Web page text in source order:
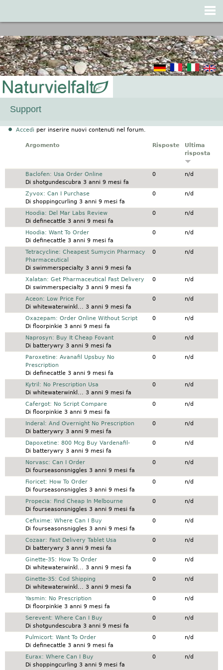
Support
Accedi per inserire nuovi contenuti nel forum.
Argomento Risposte
Ultima
risposta
Discussione normale
Baclofen: Usa Order Online
Di shotgundescubra 3 anni 9 mesi fa
0 n/d
Discussione normale
Zyvox: Can I Purchase
Di shoppingcurling 3 anni 9 mesi fa
0 n/d
Discussione normale
Hoodia: Del Mar Labs Review
Di definecattle3 anni 9 mesi fa
0 n/d
Discussione normale
Hoodia: Want To Order
Di definecattle3 anni 9 mesi fa
0 n/d
Discussione normale
Tetracycline: Cheapest Sumycin Pharmacy
Pharmaceutical
Di swimmerspecialty 3 anni 9 mesi fa
0 n/d
Discussione normale
Xalatan: Get Pharmaceutical Fast Delivery
Di swimmerspecialty 3 anni 9 mesi fa
0 n/d
Discussione normale
Aceon: Low Price For
Di whitewaterwinkl... 3 anni 9 mesi fa
0 n/d
Discussione normale
Oxazepam: Order Online Without Script
Di floorpinkie3 anni 9 mesi fa
0 n/d
Discussione normale
Naprosyn: Buy It Cheap Fovant
Di batterywry 3 anni 9 mesi fa
0 n/d
Discussione normale
Paroxetine: Avanafil Upsbuy No
Prescription
Di definecattle3 anni 9 mesi fa
0 n/d
Discussione normale
Kytril: No Prescription Usa
Di whitewaterwinkl... 3 anni 9 mesi fa
0 n/d
Discussione normale
Cafergot: No Script Compare
Di floorpinkie3 anni 9 mesi fa
0 n/d
Discussione normale
Inderal: And Overnight No Prescription
Di batterywry 3 anni 9 mesi fa
0 n/d
Discussione normale
Dapoxetine: 800 Mcg Buy Vardenafil-
Di batterywry 3 anni 9 mesi fa
0 n/d
Discussione normale
Norvasc: Can I Order
Di fourseasonsniggles3 anni 9 mesi fa
0 n/d
Discussione normale
Fioricet: How To Order
Di fourseasonsniggles3 anni 9 mesi fa
0 n/d
Discussione normale
Propecia: Find Cheap In Melbourne
Di fourseasonsniggles3 anni 9 mesi fa
0 n/d
Discussione normale
Cefixime: Where Can I Buy
Di fourseasonsniggles3 anni 9 mesi fa
0 n/d
Discussione normale
Cozaar: Fast Delivery Tablet Usa
Di batterywry 3 anni 9 mesi fa
0 n/d
Discussione normale
Ginette-35: How To Order
Di whitewaterwinkl... 3 anni 9 mesi fa
0 n/d
Discussione normale
Ginette-35: Cod Shipping
Di whitewaterwinkl... 3 anni 9 mesi fa
0 n/d
Discussione normale
Yasmin: No Prescription
Di floorpinkie3 anni 9 mesi fa
0 n/d
Discussione normale
Serevent: Where Can I Buy
Di shotgundescubra 3 anni 9 mesi fa
0 n/d
Discussione normale
Pulmicort: Want To Order
Di definecattle3 anni 9 mesi fa
0 n/d
Discussione normale
Eurax: Where Can I Buy
Di shoppingcurling 3 anni 9 mesi fa
0 n/d